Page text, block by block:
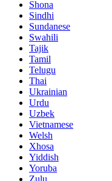
Shona
Sindhi
Sundanese
Swahili
Tajik
Tamil
Telugu
Thai
Ukrainian
Urdu
Uzbek
Vietnamese
Welsh
Xhosa
Yiddish
Yoruba
Zulu